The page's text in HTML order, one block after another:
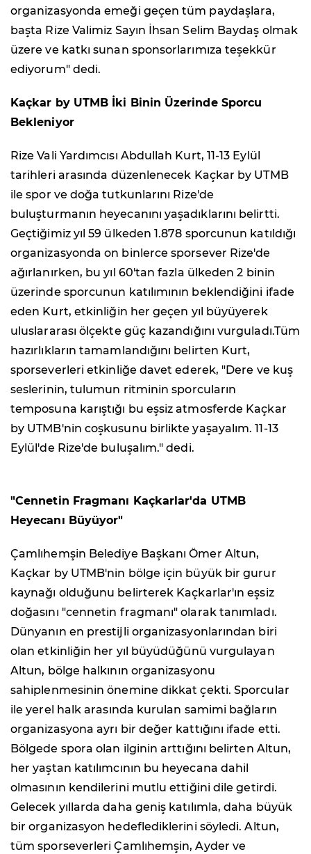
organizasyonda emeği geçen tüm paydaşlara,
başta Rize Valimiz Sayın İhsan Selim Baydaş olmak
üzere ve katkı sunan sponsorlarımıza teşekkür
ediyorum" dedi.
Kaçkar by UTMB İki Binin Üzerinde Sporcu
Bekleniyor
Rize Vali Yardımcısı Abdullah Kurt, 11-13 Eylül
tarihleri arasında düzenlenecek Kaçkar by UTMB
ile spor ve doğa tutkunlarını Rize'de
buluşturmanın heyecanını yaşadıklarını belirtti.
Geçtiğimiz yıl 59 ülkeden 1.878 sporcunun katıldığı
organizasyonda on binlerce sporsever Rize'de
ağırlanırken, bu yıl 60'tan fazla ülkeden 2 binin
üzerinde sporcunun katılımının beklendiğini ifade
eden Kurt, etkinliğin her geçen yıl büyüyerek
uluslararası ölçekte güç kazandığını vurguladı.Tüm
hazırlıkların tamamlandığını belirten Kurt,
sporseverleri etkinliğe davet ederek, "Dere ve kuş
seslerinin, tulumun ritminin sporcuların
temposuna karıştığı bu eşsiz atmosferde Kaçkar
by UTMB'nin coşkusunu birlikte yaşayalım. 11-13
Eylül'de Rize'de buluşalım." dedi.
"Cennetin Fragmanı Kaçkarlar'da UTMB
Heyecanı Büyüyor"
Çamlıhemşin Belediye Başkanı Ömer Altun,
Kaçkar by UTMB'nin bölge için büyük bir gurur
kaynağı olduğunu belirterek Kaçkarlar'ın eşsiz
doğasını "cennetin fragmanı" olarak tanımladı.
Dünyanın en prestijli organizasyonlarından biri
olan etkinliğin her yıl büyüdüğünü vurgulayan
Altun, bölge halkının organizasyonu
sahiplenmesinin önemine dikkat çekti. Sporcular
ile yerel halk arasında kurulan samimi bağların
organizasyona ayrı bir değer kattığını ifade etti.
Bölgede spora olan ilginin arttığını belirten Altun,
her yaştan katılımcının bu heyecana dahil
olmasının kendilerini mutlu ettiğini dile getirdi.
Gelecek yıllarda daha geniş katılımla, daha büyük
bir organizasyon hedeflediklerini söyledi. Altun,
tüm sporseverleri Çamlıhemşin, Ayder ve